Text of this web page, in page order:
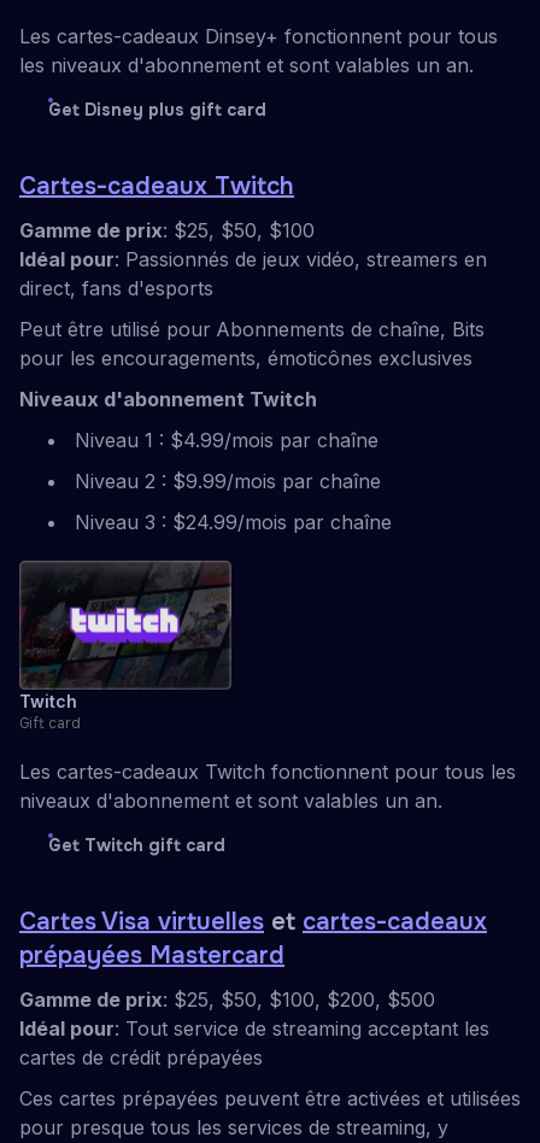
Les cartes-cadeaux Dinsey+ fonctionnent pour tous
les niveaux d'abonnement et sont valables un an.
Get Disney plus gift card
Cartes-cadeaux Twitch
Gamme de prix: $25, $50, $100
Idéal pour: Passionnés de jeux vidéo, streamers en
direct, fans d'esports
Peut être utilisé pour Abonnements de chaîne, Bits
pour les encouragements, émoticônes exclusives
Niveaux d'abonnement Twitch
Niveau 1 : $4.99/mois par chaîne
Niveau 2 : $9.99/mois par chaîne
Niveau 3 : $24.99/mois par chaîne
Twitch
Gift card
Les cartes-cadeaux Twitch fonctionnent pour tous les
niveaux d'abonnement et sont valables un an.
Get Twitch gift card
Cartes Visa virtuelles et cartes-cadeaux
prépayées Mastercard
Gamme de prix: $25, $50, $100, $200, $500
Idéal pour: Tout service de streaming acceptant les
cartes de crédit prépayées
Ces cartes prépayées peuvent être activées et utilisées
pour presque tous les services de streaming, y